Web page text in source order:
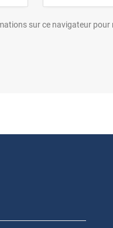
sur ce navigateur